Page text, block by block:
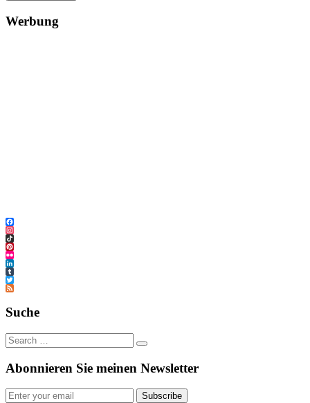
Werbung
Facebook
Instagram
TikTok
Pinterest
Flickr
LinkedIn
Tumblr
Twitter
Feed
Suche
Abonnieren Sie meinen Newsletter
Subscribe